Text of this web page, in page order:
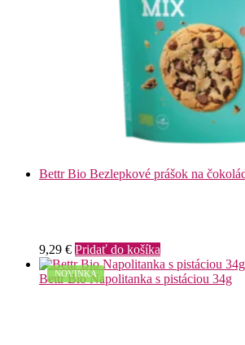
Bettr Bio Bezlepkové prášok na
9,29 € Pridať do košíka
NOVINKA
Bettr Bio Napolitanka s pistáciou 34g